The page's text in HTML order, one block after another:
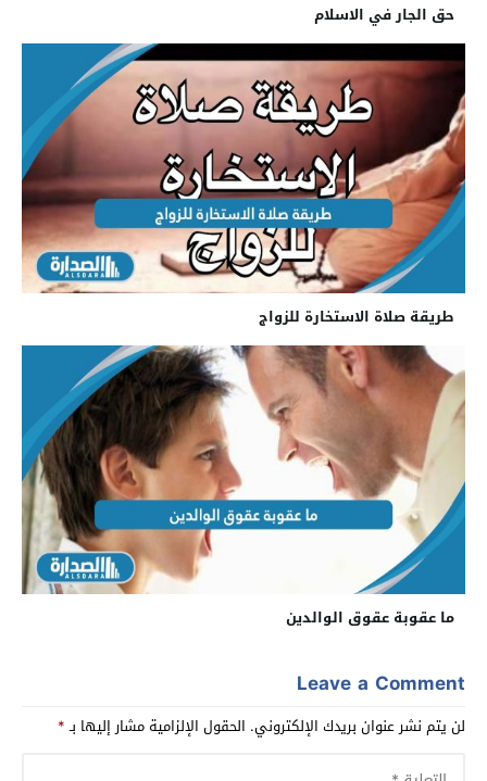
حق الجار في الاسلام
طريقة صلاة الاستخارة للزواج
ما عقوبة عقوق الوالدين
Leave a Comment
لن يتم نشر عنوان بريدك الإلكتروني. الحقول الإلزامية مشار إليها بـ*